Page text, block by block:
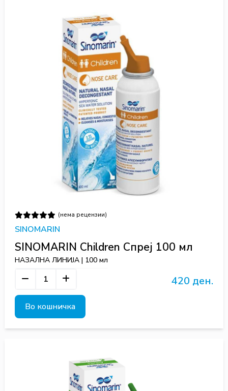
(нема рецензии)
SINOMARIN
SINOMARIN Children Спреј 100 мл
НАЗАЛНА ЛИНИЈА | 100 мл
420 ден.
Во кошничка